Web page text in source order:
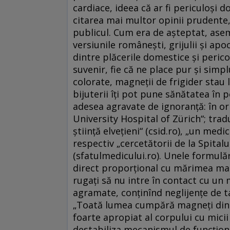
cardiace, ideea că ar fi periculoşi
citarea mai multor opinii
publicul. Cum era de aşteptat,
versiunile româneşti, grijulii şi
dintre plăcerile domestice şi
suvenir, fie că ne place pur şi
colorate, magneţii de frigider stau
bijuterii îţi pot pune sănătatea în
adesea agravate de ignoranţă: în
University Hospital of Zürich“;
ştiinţă elveţieni“ (csid.ro), „un
respectiv „cercetătorii de la
(sfatulmedicului.ro). Unele
direct proporţional cu mărimea
rugaţi să nu intre în contact cu un
agramate, conţinînd neglijenţe de
„Toată lumea cumpără magneţi
foarte apropiat al corpului cu